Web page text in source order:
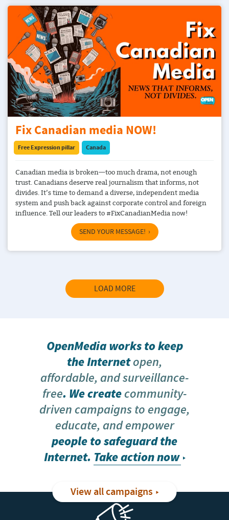
Fix Canadian media NOW!
Free Expression pillar Canada
Canadian media is broken—too much drama, not enough
trust. Canadians deserve real journalism that informs, not
divides. It’s time to demand a diverse, independent media
system and push back against corporate control and foreign
influence. Tell our leaders to #FixCanadianMedia now!
SEND YOUR MESSAGE!
LOAD MORE
OpenMedia works to keep
the Internetopen,
affordable, and surveillance-
free. We createcommunity-
driven campaigns to engage,
educate, and empower
people to safeguard the
Internet. Take action now
View all campaigns